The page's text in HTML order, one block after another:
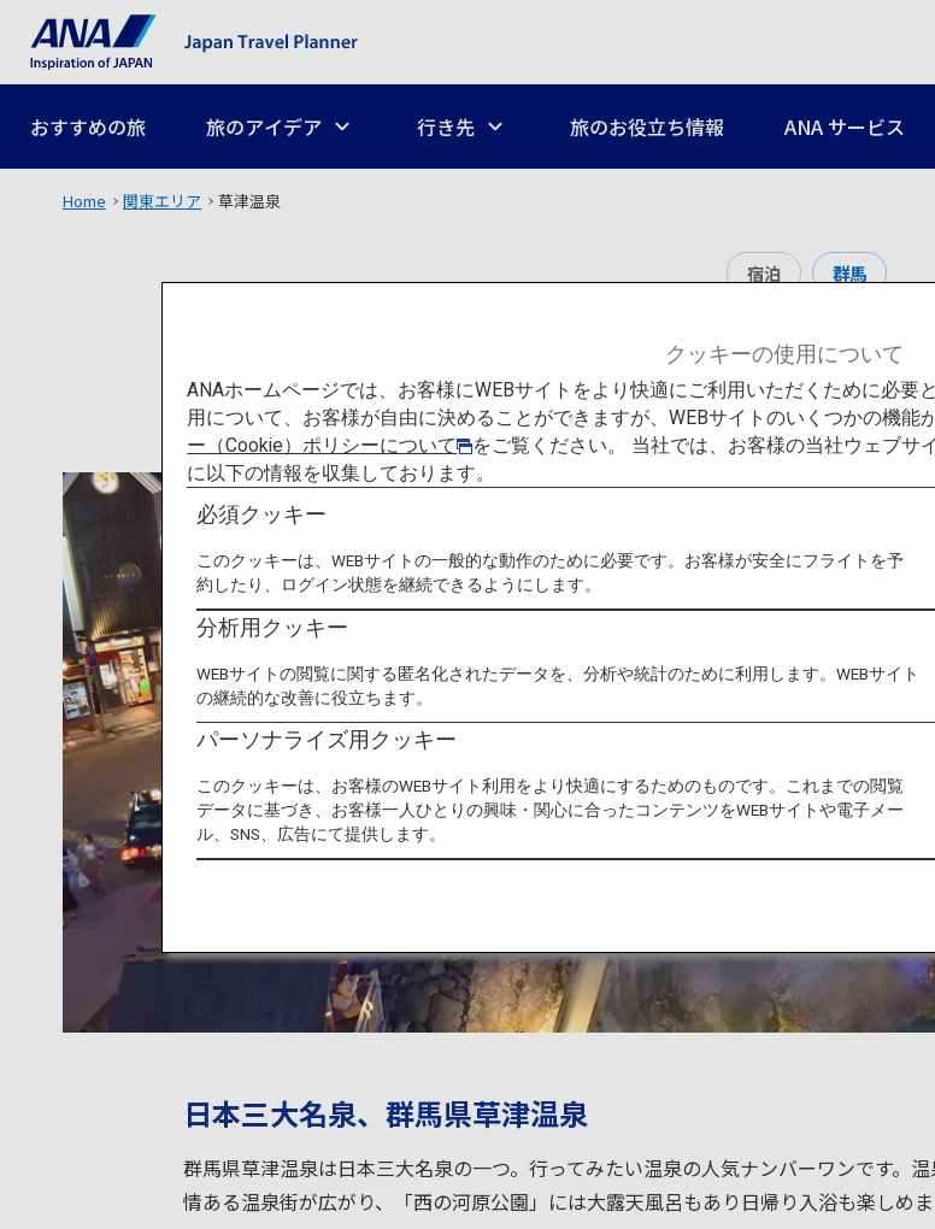
おすすめの旅 旅のアイデア 行き先 旅のお役立ち情報 ANA サービス
Home 関東エリア 草津温泉
宿泊 群馬
草津温泉
日本三大名泉、群馬県草津温泉
群馬県草津温泉は日本三大名泉の一つ。行ってみたい温泉の人気ナンバーワンです。
情ある温泉街が広がり、「西の河原公園」には大露天風呂もあり日帰り入浴も楽しめま
クッキーの使用について
ANAホームページでは、お客様にWEBサイトをより快適にご利用いただくために必
用について、お客様が自由に決めることができますが、WEBサイトのいくつかの機
ー（Cookie）ポリシーについて
をご覧ください。 当社では、お客様の当社ウェブ
に以下の情報を収集しております。
必須クッキー
このクッキーは、WEBサイトの一般的な動作のために必要です。お客様が安全にフライトを予
約したり、ログイン状態を継続できるようにします。
分析用クッキー
WEBサイトの閲覧に関する匿名化されたデータを、分析や統計のために利用します。WEBサイト
の継続的な改善に役立ちます。
パーソナライズ用クッキー
このクッキーは、お客様のWEBサイト利用をより快適にするためのものです。これまでの閲覧
データに基づき、お客様一人ひとりの興味・関心に合ったコンテンツをWEBサイトや電子メー
ル、SNS、広告にて提供します。